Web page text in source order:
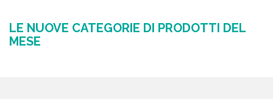
LE NUOVE CATEGORIE DI PRODOTTI DEL
MESE